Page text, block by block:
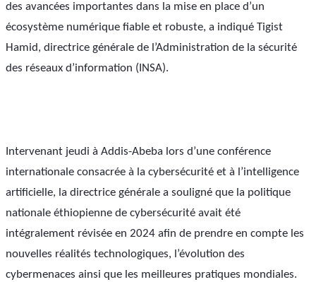
des avancées importantes dans la mise en place d’un
écosystème numérique fiable et robuste, a indiqué Tigist
Hamid, directrice générale de l’Administration de la sécurité
des réseaux d’information (INSA).
Intervenant jeudi à Addis-Abeba lors d’une conférence
internationale consacrée à la cybersécurité et à l’intelligence
artificielle, la directrice générale a souligné que la politique
nationale éthiopienne de cybersécurité avait été
intégralement révisée en 2024 afin de prendre en compte les
nouvelles réalités technologiques, l’évolution des
cybermenaces ainsi que les meilleures pratiques mondiales.